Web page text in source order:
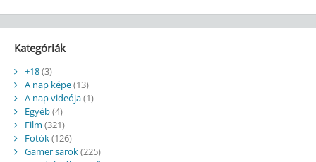
Kategóriák
+18(3)
A nap képe(13)
A nap videója(1)
Egyéb(4)
Film (321)
Fotók(126)
Gamer sarok(225)